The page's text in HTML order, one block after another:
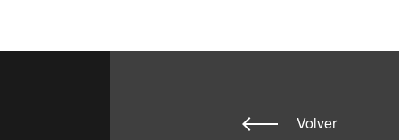
Volver